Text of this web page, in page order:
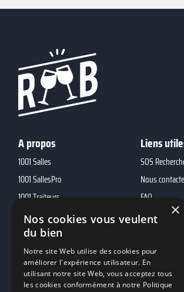
A propos
1001 Salles
1001 SallesPro
1001 Traiteurs
1001 DJ
10h01
MP2
Liens
SOS
Nous
FAQ
Contacts
×
Nos cookies vous veulent
du bien
Notre site Web utilise des cookies pour
améliorer l'expérience utilisateur. En
utilisant notre site Web, vous acceptez tous
les cookies conformément à notre Politique